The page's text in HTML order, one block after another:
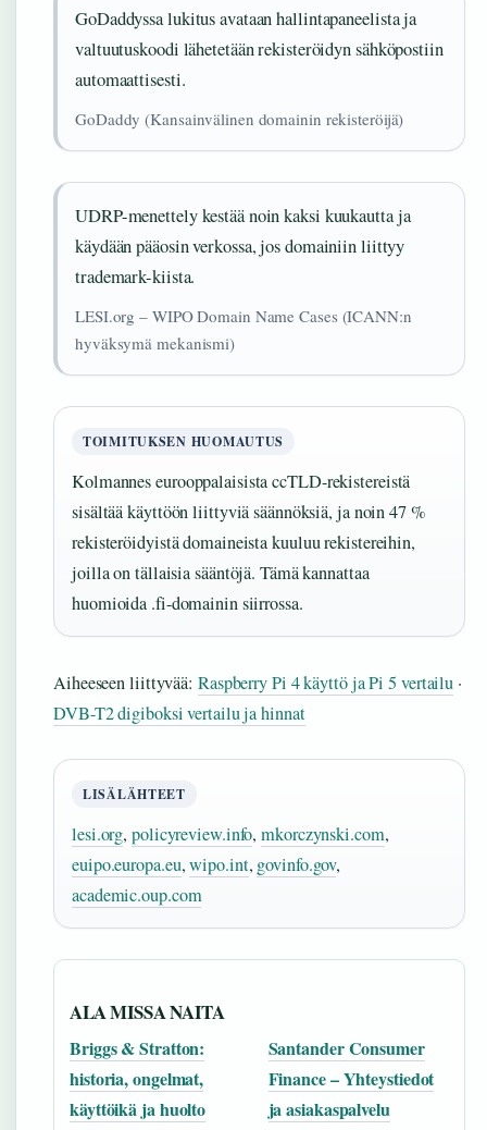
GoDaddyssa lukitus avataan hallintapaneelista ja
valtuutuskoodi lähetetään rekisteröidyn sähköpostiin
automaattisesti.
GoDaddy (Kansainvälinen domainin rekisteröijä)
UDRP-menettely kestää noin kaksi kuukautta ja
käydään pääosin verkossa, jos domainiin liittyy
trademark-kiista.
LESI.org – WIPO Domain Name Cases (ICANN:n
hyväksymä mekanismi)
TOIMITUKSEN HUOMAUTUS
Kolmannes eurooppalaisista ccTLD-rekistereistä
sisältää käyttöön liittyviä säännöksiä, ja noin 47 %
rekisteröidyistä domaineista kuuluu rekistereihin,
joilla on tällaisia sääntöjä. Tämä kannattaa
huomioida .fi-domainin siirrossa.
Aiheeseen liittyvää: Raspberry Pi 4 käyttö ja Pi 5 vertailu ·
DVB-T2 digiboksi vertailu ja hinnat
LISÄLÄHTEET
lesi.org,policyreview.info,mkorczynski.com,
euipo.europa.eu,wipo.int, govinfo.gov,
academic.oup.com
ALA MISSA NAITA
Briggs & Stratton:
historia, ongelmat,
käyttöikä ja huolto
Santander Consumer
Finance – Yhteystiedot
ja asiakaspalvelu